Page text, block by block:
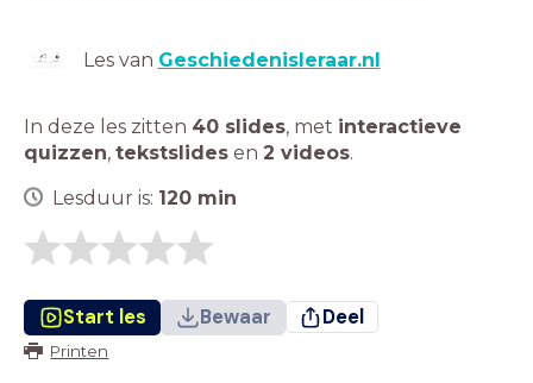
Les van Geschiedenisleraar.nl
In deze les zitten 40 slides, met interactieve
quizzen, tekstslides en 2 videos.
Lesduur is: 120 min
Start les Bewaar Deel
Printen